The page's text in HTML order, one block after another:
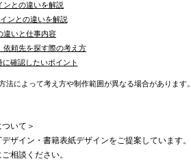
ンとの違いを解説
ンとの違いを解説
違いと仕事内容
依頼先を探す際の考え方
確認したいポイント
によって考え方や制作範囲が異なる場合があります。
いて＞
ザイン・書籍表紙デザインをご提案しています。
相談ください。